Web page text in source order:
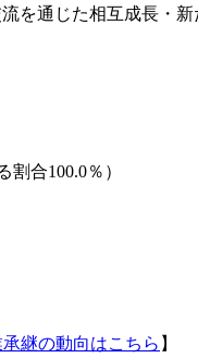
を通じた相互成長・
合100.0％）
継の動向はこちら 】